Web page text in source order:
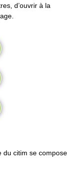
d’ouvrir à la
du citim se compose